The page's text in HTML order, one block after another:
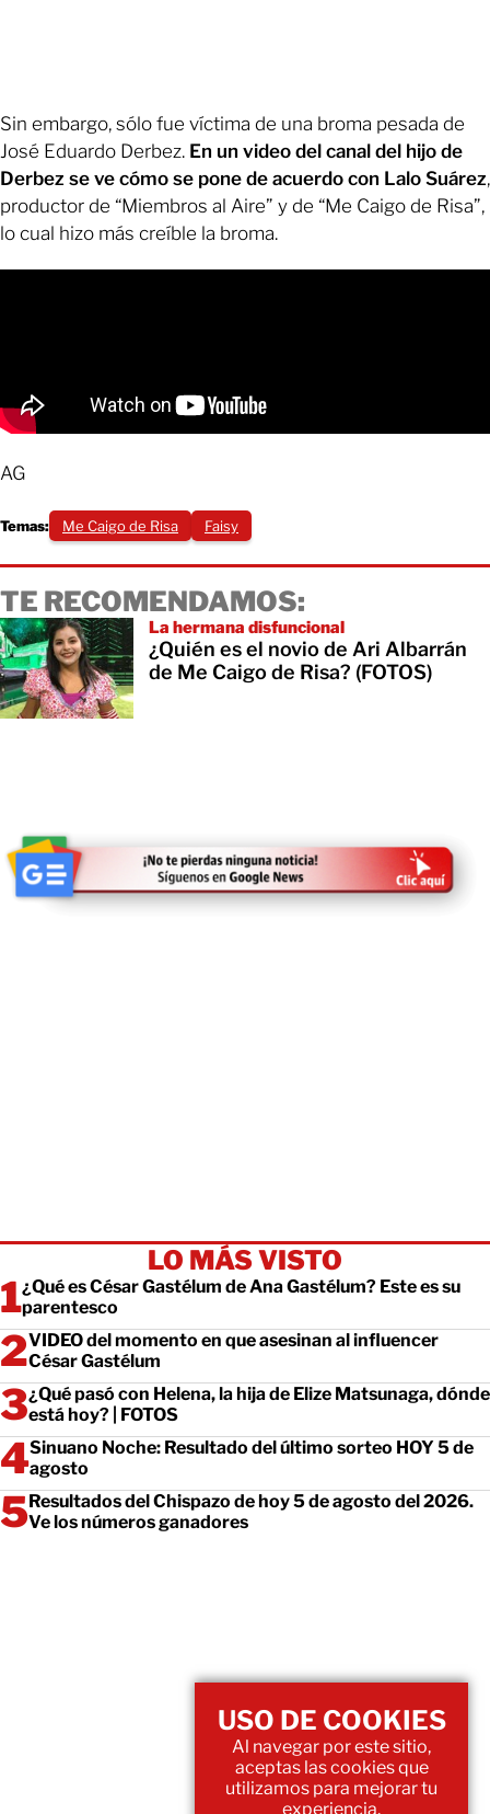
Sin embargo, sólo fue víctima de una broma pesada de
José Eduardo Derbez. En un video del canal del hijo de
Derbez se ve cómo se pone de acuerdo con Lalo Suárez,
productor de “Miembros al Aire” y de “Me Caigo de Risa”,
lo cual hizo más creíble la broma.
AG
Temas: Me Caigo de Risa Faisy
TE RECOMENDAMOS:
La hermana disfuncional
¿Quién es el novio de Ari Albarrán
de Me Caigo de Risa? (FOTOS)
LO MÁS VISTO
¿Qué es César Gastélum de Ana Gastélum? Este es su
parentesco
VIDEO del momento en que asesinan al influencer
César Gastélum
¿Qué pasó con Helena, la hija de Elize Matsunaga, dónde
está hoy? | FOTOS
Sinuano Noche: Resultado del último sorteo HOY 5 de
agosto
Resultados del Chispazo de hoy 5 de agosto del 2026.
Ve los números ganadores
USO DE COOKIES
Al navegar por este sitio,
aceptas las cookies que
utilizamos para mejorar tu
experiencia.